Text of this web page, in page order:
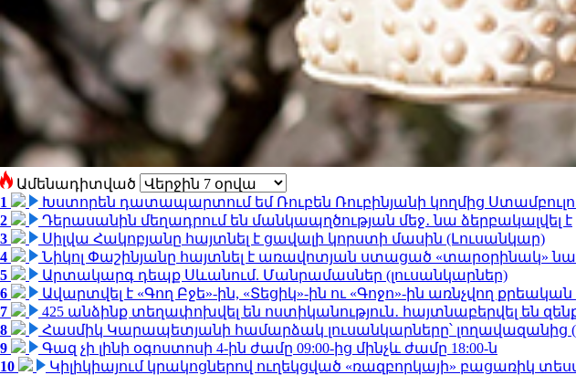
Ամենադիտված
1
Խստորեն դատապարտում եմ Ռուբեն Ռուբինյանի կողմից
2
Դերասանին մեղադրում են մանկապղծության մեջ․ նա ձերբակալվել է
3
Սիլվա Հակոբյանը հայտնել է ցավալի կորստի մասին (Լուսանկար)
4
Նիկոլ Փաշինյանը հայտնել է առավոտյան ստացած «տարօրինակ»
5
Արտակարգ դեպք Սևանում. Մանրամասներ (լուսանկարներ)
6
Ավարտվել է «Գող Բջե»-ին, «Տեցիկ»-ին ու «Գոջո»-ին առնչվող
7
425 անձինք տեղափոխվել են ոստիկանություն․ հայտնաբերվել են
8
Հասմիկ Կարապետյանի համարձակ լուսանկարները՝ լողավազանից
9
Գազ չի լինի օգոստոսի 4-ին ժամը 09:00-ից մինչև ժամը 18:00-ն
10
Կիլիկիայում կրակոցներով ուղեկցված «ռազբորկայի» բացառիկ